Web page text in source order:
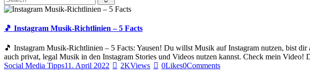
🎵 Instagram Musik-Richtlinien – 5 Facts
🎵 Instagram Musik-Richtlinien – 5 Facts: Yausen! Du willst Musik auf Instagram nutzen, bist
auch privat, legal Musik in den Instagram Stories und Videos nutzen kannst. Check mein
Social Media Tipps11. April 2022 2KViews 0Likes0Comments